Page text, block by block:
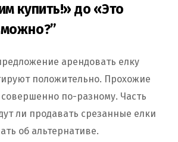
купить!» до «Это
арендовать елку
положительно. Прохожие
по-разному. Часть
ли продавать срезанные елки
об альтернативе.